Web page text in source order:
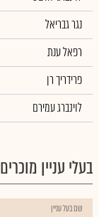
נגר גבריאל
רפאל ענת
פרידריך רן
לוינברג עמירם
בעלי עניין מוכרים
שם בעל עניין